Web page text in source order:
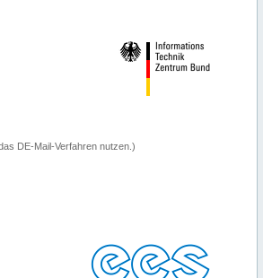
DE-Mail-Verfahren nutzen.)